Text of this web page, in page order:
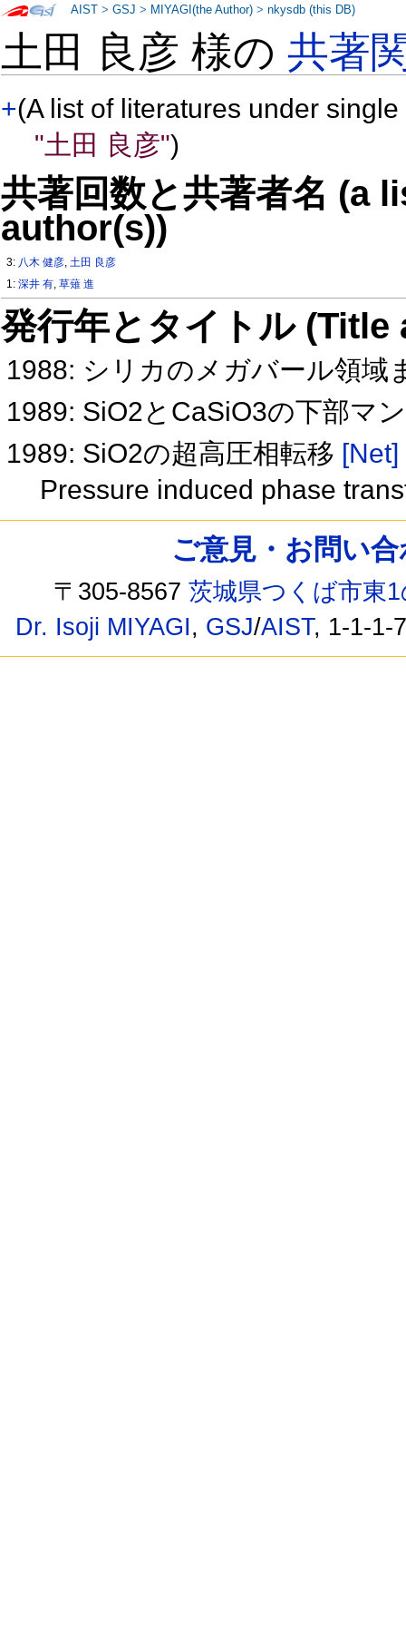
土田 良彦 様の共著
+(A list of literatures under
"土田 良彦")
共著回数と共著者名 (a
author(s))
3: 八木 健彦,土田 良彦
1:深井 有,草薙 進
発行年とタイトル
1988: シリカのメガバール領域
1989: SiO2とCaSiO3の下部マ
1989: SiO2の超高圧相転移 [Net]
Pressure induced phase
AIST >GSJ > MIYAGI(the Author) >nkysdb (this DB)
ご意見・お問い
〒305-8567茨城県つくば市東
Dr. Isoji MIYAGI, GSJ/AIST, 1-1-1-